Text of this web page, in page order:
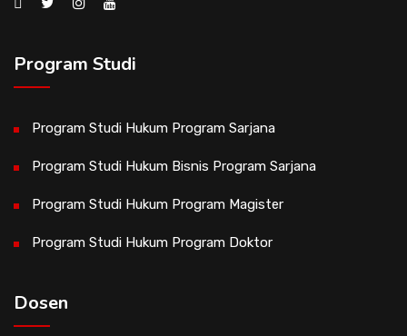
Program Studi
Program Studi Hukum Program Sarjana
Program Studi Hukum Bisnis Program Sarjana
Program Studi Hukum Program Magister
Program Studi Hukum Program Doktor
Dosen